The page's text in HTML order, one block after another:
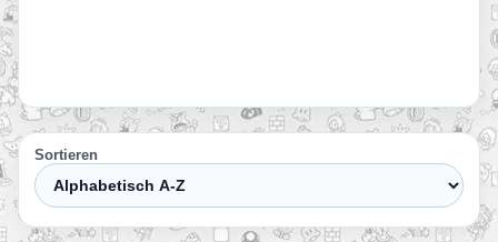
Sortieren